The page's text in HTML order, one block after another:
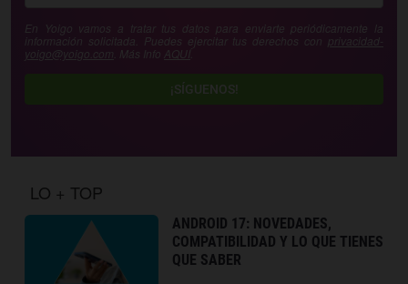
En Yoigo vamos a tratar tus datos para enviarte periódicamente la
información solicitada. Puedes ejercitar tus derechos con privacidad-
yoigo@yoigo.com . Más Info AQUÍ
¡SÍGUENOS!
LO + TOP
ANDROID 17: NOVEDADES,
COMPATIBILIDAD Y LO QUE TIENES
QUE SABER